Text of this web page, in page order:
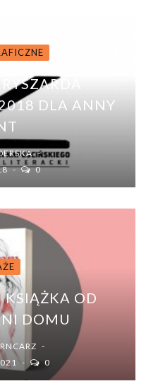
DLA ANNY
0
OD
DOMU
0